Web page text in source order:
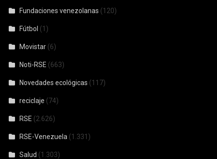
Fundaciones venezolanas (120)
Fútbol (1)
Movistar (6)
Noti-RSE (663)
Novedades ecológicas (117)
reciclaje (74)
RSE (2.626)
RSE-Venezuela (1.331)
Salud (1.303)